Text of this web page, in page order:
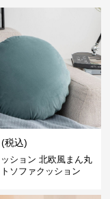
(税込)
ション 北欧風まん丸
ソファクッション